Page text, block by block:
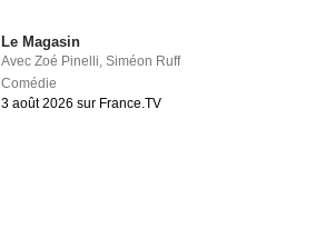
Le Magasin
AvecZoé Pinelli ,Siméon Ruff
Comédie
3 août 2026 sur France.TV